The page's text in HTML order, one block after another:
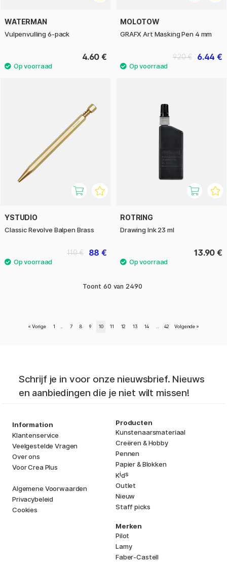
WATERMAN
Vulpenvulling 6-pack
4.60 €
MOLOTOW
GRAFX Art Masking Pen 4 mm
6.44 €
9.20 €
YSTUDIO
Classic Revolve Balpen Brass
88 €
110 €
ROTRING
Drawing Ink 23 ml
13.90 €
Toont 60 van 2490
« Vorige 1 7 8 9 10 11 12 13 14 42 Volgende »
Schrijf je in voor onze nieuwsbrief. Nieuws
en aanbiedingen die je niet wilt missen!
Information
Klantenservice
Veelgestelde Vragen
Over ons
Voor Crea Plus
Algemene Voorwaarden
Privacybeleid
Cookies
Producten
Kunstenaarsmateriaal
Creëren & Hobby
Pennen
Papier & Blokken
Kids
Outlet
Nieuw
Staff picks
Merken
Pilot
Lamy
Faber-Castell